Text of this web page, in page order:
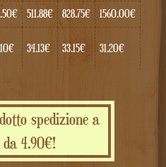
511.88€ 828.75€
1560.00€
34.13€ 33.15€ 31.20€
spedizione a
4.90€!